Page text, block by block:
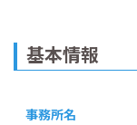
基本情報
事務所名